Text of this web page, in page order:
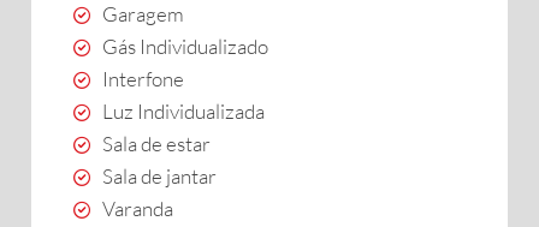
Garagem
Gás Individualizado
Interfone
Luz Individualizada
Sala de estar
Sala de jantar
Varanda